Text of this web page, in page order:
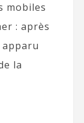
mobiles
: après
la